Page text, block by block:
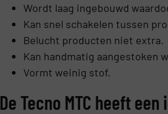
Wordt laag ingebouwd
Kan snel schakelen tussen
Belucht producten niet extra.
Kan handmatig aangestoken
Vormt weinig stof.
De Tecno MTC heeft